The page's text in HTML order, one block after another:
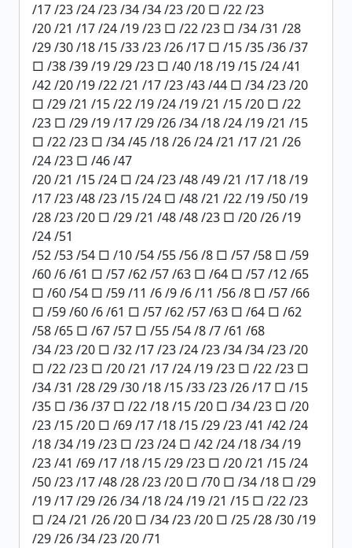
/17 /23 /24 /23 /34 /34 /23 /20 □ /22 /23
/20 /21 /17 /24 /19 /23 □ /22 /23 □ /34 /31 /28
/29 /30 /18 /15 /33 /23 /26 /17 □ /15 /35 /36 /37
□ /38 /39 /19 /29 /23 □ /40 /18 /19 /15 /24 /41
/42 /20 /19 /22 /21 /17 /23 /43 /44 □ /34 /23 /20
□ /29 /21 /15 /22 /19 /24 /19 /21 /15 /20 □ /22
/23 □ /29 /19 /17 /29 /26 /34 /18 /24 /19 /21 /15
□ /22 /23 □ /34 /45 /18 /26 /24 /21 /17 /21 /26
/24 /23 □ /46 /47
/20 /21 /15 /24 □ /24 /23 /48 /49 /21 /17 /18 /19
/17 /23 /48 /23 /15 /24 □ /48 /21 /22 /19 /50 /19
/28 /23 /20 □ /29 /21 /48 /48 /23 □ /20 /26 /19
/24 /51
/52 /53 /54 □ /10 /54 /55 /56 /8 □ /57 /58 □ /59
/60 /6 /61 □ /57 /62 /57 /63 □ /64 □ /57 /12 /65
□ /60 /54 □ /59 /11 /6 /9 /6 /11 /56 /8 □ /57 /66
□ /59 /60 /6 /61 □ /57 /62 /57 /63 □ /64 □ /62
/58 /65 □ /67 /57 □ /55 /54 /8 /7 /61 /68
/34 /23 /20 □ /32 /17 /23 /24 /23 /34 /34 /23 /20
□ /22 /23 □ /20 /21 /17 /24 /19 /23 □ /22 /23 □
/34 /31 /28 /29 /30 /18 /15 /33 /23 /26 /17 □ /15
/35 □ /36 /37 □ /22 /18 /15 /20 □ /34 /23 □ /20
/23 /15 /20 □ /69 /17 /18 /15 /29 /23 /41 /42 /24
/18 /34 /19 /23 □ /23 /24 □ /42 /24 /18 /34 /19
/23 /41 /69 /17 /18 /15 /29 /23 □ /20 /21 /15 /24
/50 /23 /17 /48 /28 /23 /20 □ /70 □ /34 /18 □ /29
/19 /17 /29 /26 /34 /18 /24 /19 /21 /15 □ /22 /23
□ /24 /21 /26 /20 □ /34 /23 /20 □ /25 /28 /30 /19
/29 /26 /34 /23 /20 /71